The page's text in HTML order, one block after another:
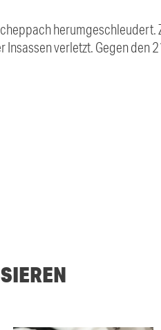
herumgeschleudert.
verletzt. Gegen den